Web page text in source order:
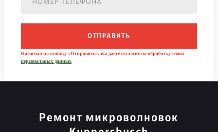
ОТПРАВИТЬ
Нажимая на кнопку «Отправить», вы даете согласие на обработку своих
персональных данных
Ремонт микроволновок